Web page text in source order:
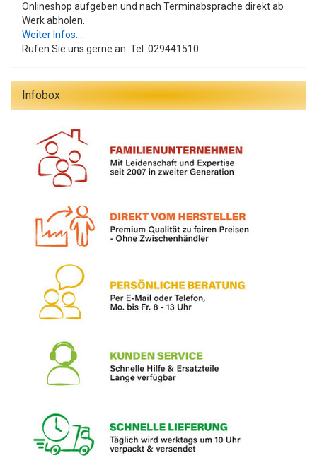
Onlineshop aufgeben und nach Terminabsprache direkt ab
Werk abholen.
Weiter Infos....
Rufen Sie uns gerne an: Tel. 029441510
Infobox